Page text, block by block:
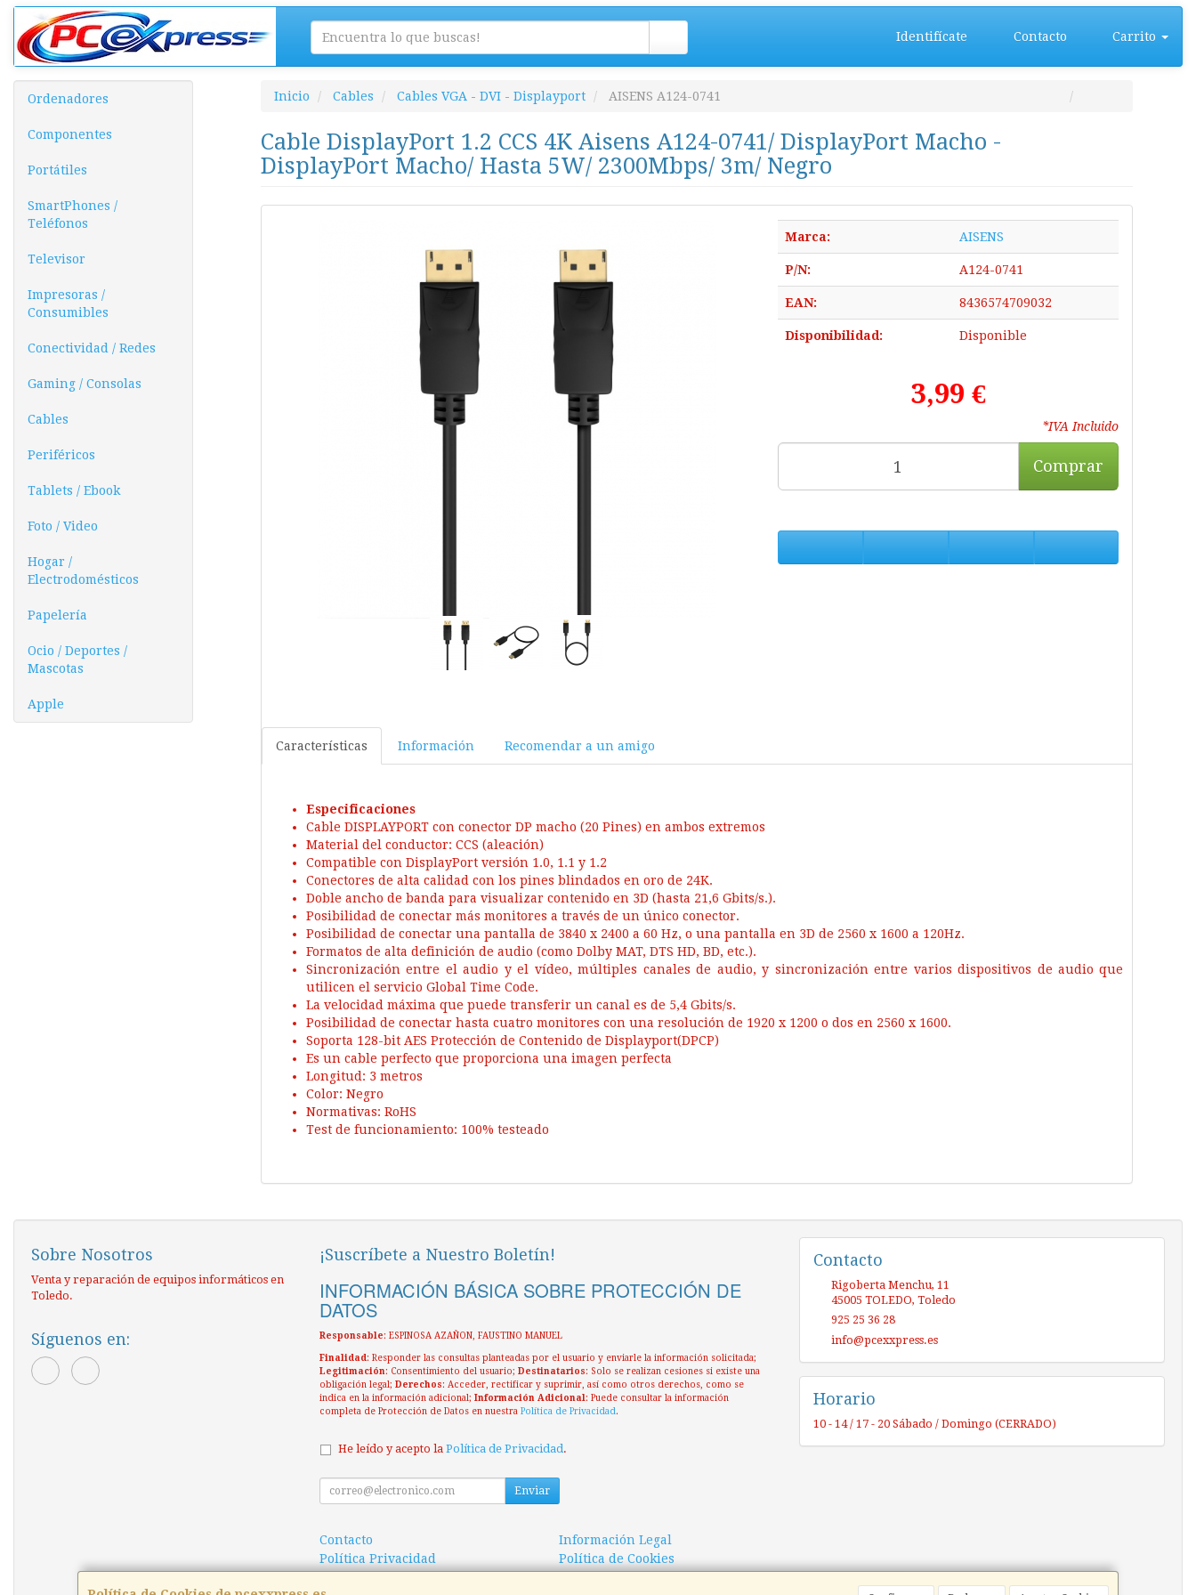
Identifícate Contacto Carrito
Ordenadores
Componentes
Portátiles
SmartPhones /
Teléfonos
Televisor
Impresoras /
Consumibles
Conectividad / Redes
Gaming / Consolas
Cables
Periféricos
Tablets / Ebook
Foto / Video
Hogar /
Electrodomésticos
Papelería
Ocio / Deportes /
Mascotas
Apple
Inicio Cables Cables VGA - DVI - Displayport AISENS A124-0741
Cable DisplayPort 1.2 CCS 4K Aisens A124-0741/ DisplayPort Macho -
DisplayPort Macho/ Hasta 5W/ 2300Mbps/ 3m/ Negro
Marca: AISENS
P/N: A124-0741
EAN: 8436574709032
Disponibilidad: Disponible
3,99 €
*IVA Incluido
Comprar
Características Información Recomendar a un amigo
Especificaciones
Cable DISPLAYPORT con conector DP macho (20 Pines) en ambos extremos
Material del conductor: CCS (aleación)
Compatible con DisplayPort versión 1.0, 1.1 y 1.2
Conectores de alta calidad con los pines blindados en oro de 24K.
Doble ancho de banda para visualizar contenido en 3D (hasta 21,6 Gbits/s.).
Posibilidad de conectar más monitores a través de un único conector.
Posibilidad de conectar una pantalla de 3840 x 2400 a 60 Hz, o una pantalla en 3D de 2560 x 1600 a 120Hz.
Formatos de alta definición de audio (como Dolby MAT, DTS HD, BD, etc.).
Sincronización entre el audio y el vídeo, múltiples canales de audio, y sincronización entre varios dispositivos de audio que
utilicen el servicio Global Time Code.
La velocidad máxima que puede transferir un canal es de 5,4 Gbits/s.
Posibilidad de conectar hasta cuatro monitores con una resolución de 1920 x 1200 o dos en 2560 x 1600.
Soporta 128-bit AES Protección de Contenido de Displayport(DPCP)
Es un cable perfecto que proporciona una imagen perfecta
Longitud: 3 metros
Color: Negro
Normativas: RoHS
Test de funcionamiento: 100% testeado
Sobre Nosotros
Venta y reparación de equipos informáticos en
Toledo.
Síguenos en:
¡Suscríbete a Nuestro Boletín!
INFORMACIÓN BÁSICA SOBRE PROTECCIÓN DE
DATOS
Responsable: ESPINOSA AZAÑON, FAUSTINO MANUEL
Finalidad: Responder las consultas planteadas por el usuario y enviarle la información solicitada;
Legitimación: Consentimiento del usuario; Destinatarios: Solo se realizan cesiones si existe una
obligación legal; Derechos: Acceder, rectificar y suprimir, así como otros derechos, como se
indica en la información adicional; Información Adicional: Puede consultar la información
completa de Protección de Datos en nuestra Política de Privacidad.
He leído y acepto la Política de Privacidad.
Enviar
Contacto
Información Legal
Política Privacidad
Política de Cookies
Contacto
Rigoberta Menchu, 11
45005 TOLEDO, Toledo
925 25 36 28
info@pcexxpress.es
Horario
10 - 14 / 17 - 20 Sábado / Domingo (CERRADO)